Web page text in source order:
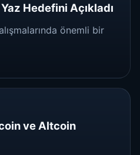
Hedefini Açıkladı
önemli bir
ve Altcoin